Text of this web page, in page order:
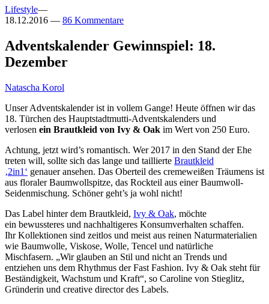
Lifestyle—
18.12.2016 — 86 Kommentare
Adventskalender Gewinnspiel: 18.
Dezember
Natascha Korol
Unser Adventskalender ist in vollem Gange! Heute öffnen wir das
18. Türchen des Hauptstadtmutti-Adventskalenders und
verlosen ein Brautkleid von Ivy & Oak im Wert von 250 Euro.
Achtung, jetzt wird’s romantisch. Wer 2017 in den Stand der Ehe
treten will, sollte sich das lange und taillierte Brautkleid
‚2in1‘ genauer ansehen. Das Oberteil des cremeweißen Träumens ist
aus floraler Baumwollspitze, das Rockteil aus einer Baumwoll-
Seidenmischung. Schöner geht’s ja wohl nicht!
Das Label hinter dem Brautkleid, Ivy & Oak, möchte
ein bewussteres und nachhaltigeres Konsumverhalten schaffen.
Ihr Kollektionen sind zeitlos und meist aus reinen Naturmaterialien
wie Baumwolle, Viskose, Wolle, Tencel und natürliche
Mischfasern. „Wir glauben an Stil und nicht an Trends und
entziehen uns dem Rhythmus der Fast Fashion. Ivy & Oak steht für
Beständigkeit, Wachstum und Kraft“, so Caroline von Stieglitz,
Gründerin und creative director des Labels.